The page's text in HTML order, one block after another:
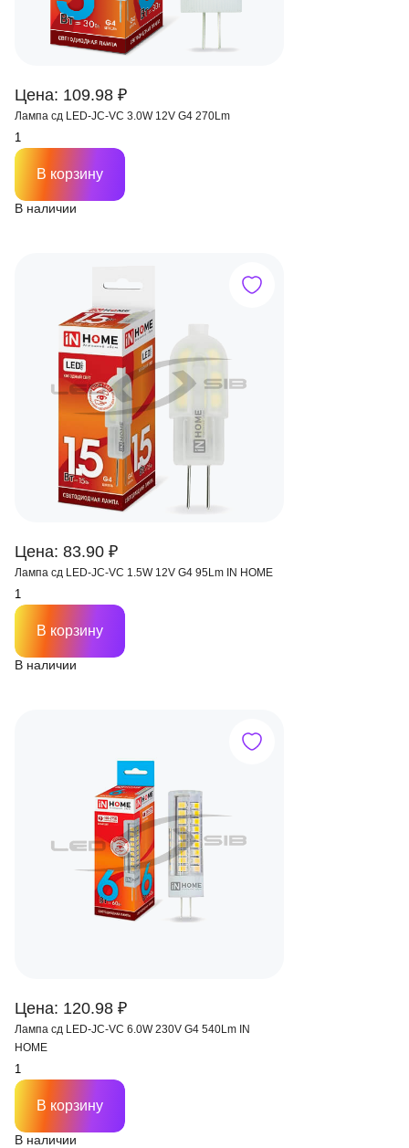
Цена: 109.98 ₽
Лампа сд LED-JC-VC 3.0W 12V G4 270Lm
В наличии
В корзину
Цена: 83.90 ₽
Лампа сд LED-JC-VC 1.5W 12V G4 95Lm IN HOME
В наличии
В корзину
Цена: 120.98 ₽
Лампа сд LED-JC-VC 6.0W 230V G4 540Lm IN
HOME
В наличии
В корзину